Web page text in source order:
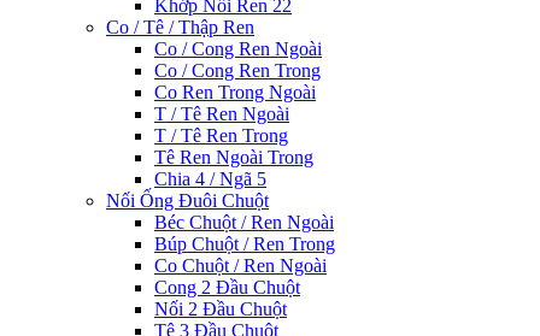
Khớp Nối Ren 22
Co / Tê / Thập Ren
Co / Cong Ren Ngoài
Co / Cong Ren Trong
Co Ren Trong Ngoài
T / Tê Ren Ngoài
T / Tê Ren Trong
Tê Ren Ngoài Trong
Chia 4 / Ngã 5
Nối Ống Đuôi Chuột
Béc Chuột / Ren Ngoài
Búp Chuột / Ren Trong
Co Chuột / Ren Ngoài
Cong 2 Đầu Chuột
Nối 2 Đầu Chuột
Tê 3 Đầu Chuột